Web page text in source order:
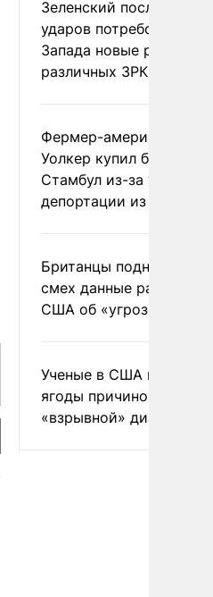
Зеленский после
ударов потребовал у
Запада новые ракеты
различных ЗРК
Фермер-американец
Уолкер купил билет в
Стамбул из-за угрозы
депортации из России
Британцы подняли на
смех данные разведки
США об «угрозе
Ученые в США назвали
ягоды причиной
«взрывной» диареи